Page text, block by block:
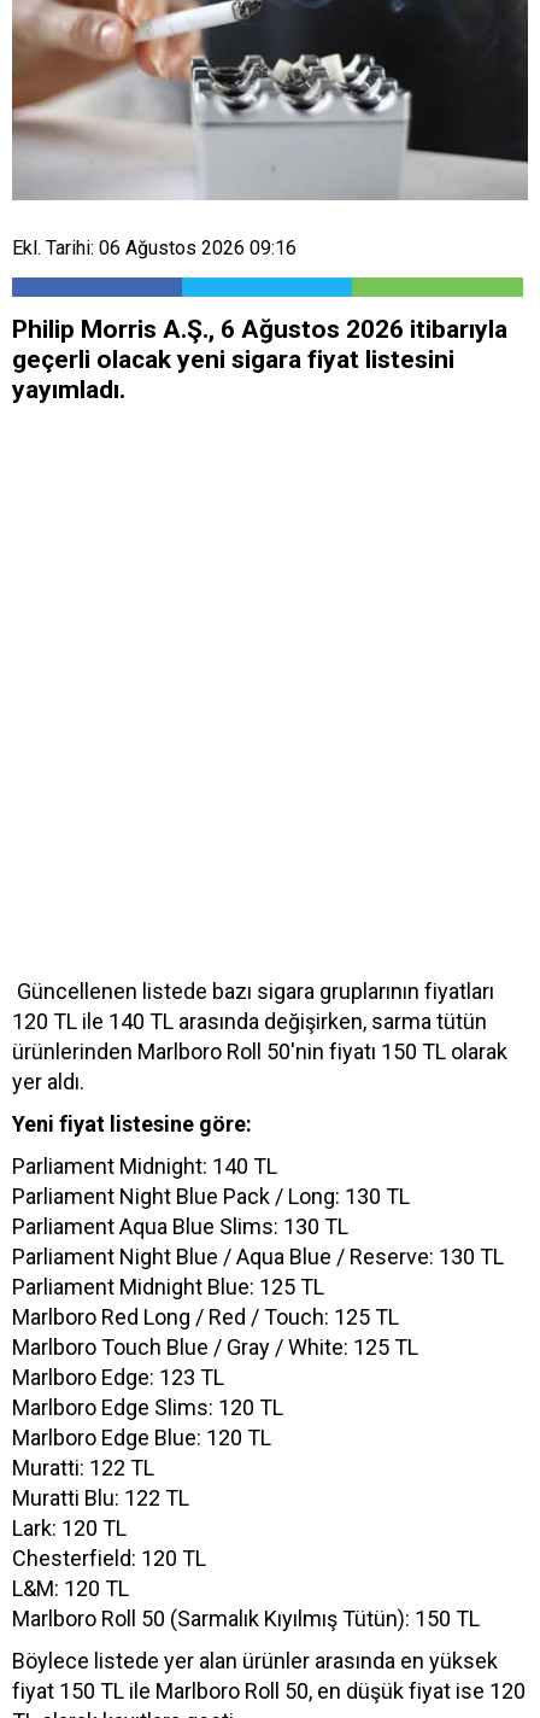
Ekl. Tarihi: 06 Ağustos 2026 09:16
Philip Morris A.Ş., 6 Ağustos 2026 itibarıyla
geçerli olacak yeni sigara fiyat listesini
yayımladı.
Güncellenen listede bazı sigara gruplarının fiyatları
120 TL ile 140 TL arasında değişirken, sarma tütün
ürünlerinden Marlboro Roll 50'nin fiyatı 150 TL olarak
yer aldı.
Yeni fiyat listesine göre:
Parliament Midnight: 140 TL
Parliament Night Blue Pack / Long: 130 TL
Parliament Aqua Blue Slims: 130 TL
Parliament Night Blue / Aqua Blue / Reserve: 130 TL
Parliament Midnight Blue: 125 TL
Marlboro Red Long / Red / Touch: 125 TL
Marlboro Touch Blue / Gray / White: 125 TL
Marlboro Edge: 123 TL
Marlboro Edge Slims: 120 TL
Marlboro Edge Blue: 120 TL
Muratti: 122 TL
Muratti Blu: 122 TL
Lark: 120 TL
Chesterfield: 120 TL
L&M: 120 TL
Marlboro Roll 50 (Sarmalık Kıyılmış Tütün): 150 TL
Böylece listede yer alan ürünler arasında en yüksek
fiyat 150 TL ile Marlboro Roll 50, en düşük fiyat ise 120